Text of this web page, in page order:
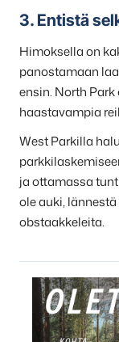
3. Entistä
Himoksella on
panostamaan
ensin. North
haastavampia
West Parkilla
ja ottamassa
ole auki,
obstaakkeleita.